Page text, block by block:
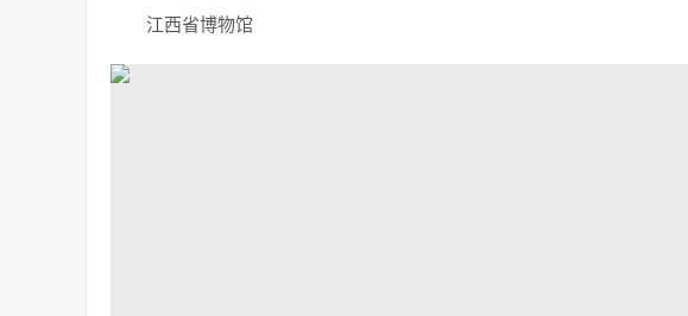
江西省博物馆